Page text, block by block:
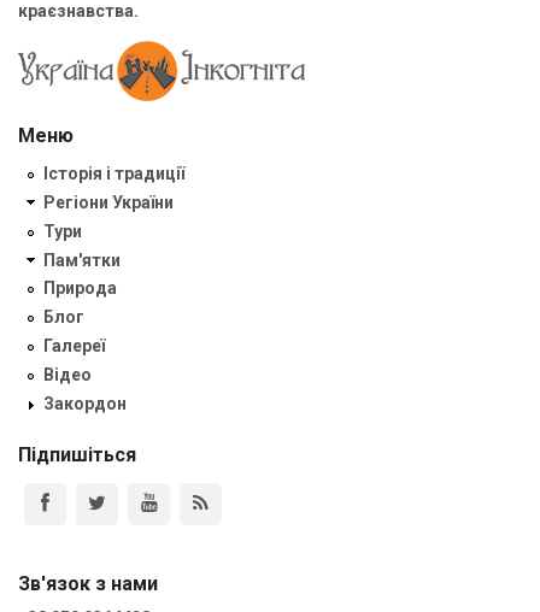
краєзнавства.
Меню
Історія і традиції
Регіони України
Тури
Пам'ятки
Природа
Блог
Галереї
Відео
Закордон
Підпишіться
Зв'язок з нами